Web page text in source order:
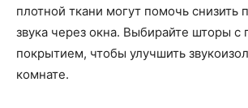
плотной ткани могут помочь снизить
звука через окна. Выбирайте шторы с
покрытием, чтобы улучшить
комнате.